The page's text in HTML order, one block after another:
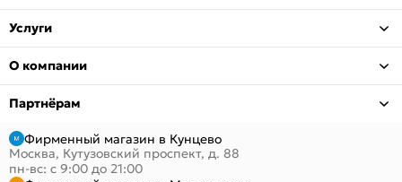
Услуги
О компании
Партнёрам
Фирменный магазин в Кунцево
Москва, Кутузовский проспект, д. 88
пн-вс: с 9:00 до 21:00